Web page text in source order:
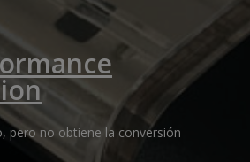
pero no obtiene la conversión